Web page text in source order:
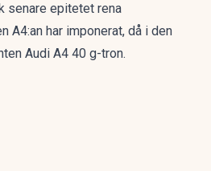
senare epitetet rena
A4:an har imponerat, då i den
Audi A4 40 g-tron.